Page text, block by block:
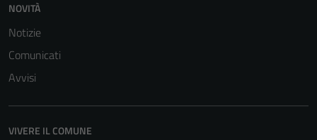
NOVITÀ
Notizie
Comunicati
Avvisi
VIVERE IL COMUNE
disabilitati.